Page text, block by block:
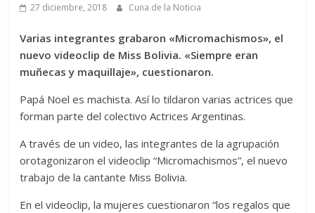
27 diciembre, 2018 Cuna de la Noticia
Varias integrantes grabaron «Micromachismos», el
nuevo videoclip de Miss Bolivia. «Siempre eran
muñecas y maquillaje», cuestionaron.
Papá Noel es machista. Así lo tildaron varias actrices que
forman parte del colectivo Actrices Argentinas.
A través de un video, las integrantes de la agrupación
orotagonizaron el videoclip “Micromachismos”, el nuevo
trabajo de la cantante Miss Bolivia.
En el videoclip, la mujeres cuestionaron “los regalos que